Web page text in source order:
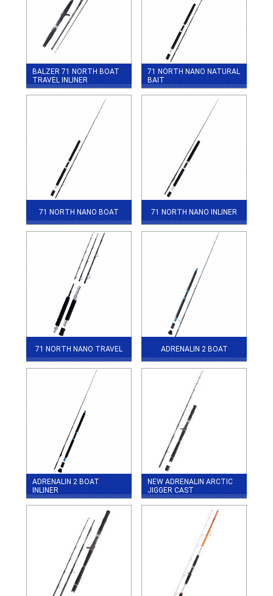
BALZER 71 NORTH BOAT
TRAVEL INLINER
71 NORTH NANO NATURAL
BAIT
71 NORTH NANO BOAT 71 NORTH NANO INLINER
71 NORTH NANO TRAVEL ADRENALIN 2 BOAT
ADRENALIN 2 BOAT
INLINER
NEW ADRENALIN ARCTIC
JIGGER CAST